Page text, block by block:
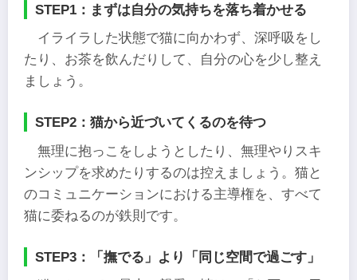
STEP1：まずは自分の気持ちを落ち着かせる
イライラした状態で猫に向かわず、深呼吸をし
たり、お茶を飲んだりして、自分の心を少し整え
ましょう。
STEP2：猫から近づいてくるのを待つ
無理に抱っこをしようとしたり、無理やりスキ
ンシップを求めたりするのは控えましょう。猫と
のコミュニケーションにおける主導権を、すべて
猫に委ねるのが鉄則です。
STEP3：「撫でる」より「同じ空間で過ごす」